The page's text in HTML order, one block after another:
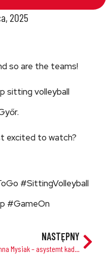
2025
so are the teams!
sitting volleyball
excited to watch?
#SittingVolleyball
#GameOn
NASTĘPNY
„Anna Mysiak – asystemt kadry Polski Kobiet”